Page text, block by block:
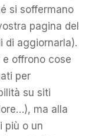
si soffermano
pagina del
di aggiornarla).
e offrono cose
per
su siti
ma alla
più o un